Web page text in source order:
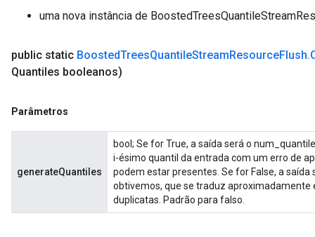
uma nova instância de
public static BoostedTreesQuantileStreamResourceFlush.
Quantiles booleanos)
Parâmetros
generateQuantiles
bool; Se for True, a saída será o
i-ésimo quantil da entrada com um erro de
podem estar presentes. Se for False, a
obtivemos, que se traduz aproximadamente
duplicatas. Padrão para falso.